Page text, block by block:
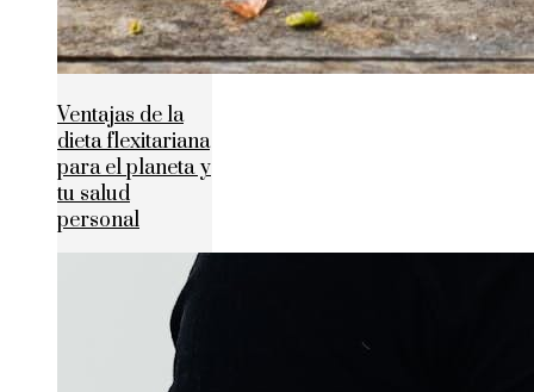
Ventajas de la
dieta flexitariana
para el planeta y
tu salud
personal